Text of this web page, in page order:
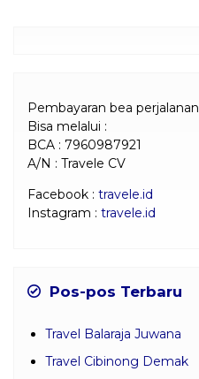
Pembayaran bea perjalanan
Bisa melalui :
BCA : 7960987921
A/N : Travele CV
Facebook : travele.id
Instagram : travele.id
Pos-pos Terbaru
Travel Balaraja Juwana
Travel Cibinong Demak